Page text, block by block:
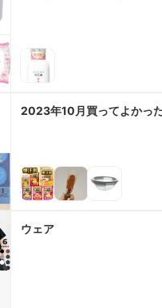
2023年10月買ってよかっ
ウェア